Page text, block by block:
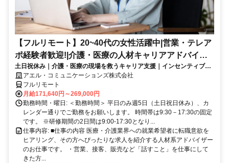
【フルリモート】20~40代の女性活躍中|営業・テレア
ポ経験者歓迎!|介護・医療の人材キャリアアドバイザ
ー
土日祝休み｜介護・医療の現場を救うキャリア支援｜インセンティブあ
り｜業界未経験からプロのアドバイザーへ
アエル・コミュニケーションズ株式会社
フルリモート
月給171,640円～269,000円
勤務時間・曜日: ＜勤務時間＞ 平日のみ週5日（土日祝日休み）、カ
レンダー通りでご勤務をお願いします。 時間帯は9:30－17:30の固定
です。 ※研修期間の2日間は9:00-17:30となり...
仕事内容: ■仕事の内容 医療・介護業界への就業希望者に転職意欲を
ヒアリング、その方へぴったりな求人を紹介する人材系アドバイザー
のお仕事です。 ・営業、接客、販売など「話すこと」を仕事にして
きた方...